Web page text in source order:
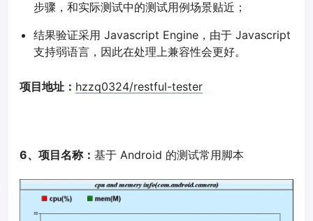
步骤，和实际测试中的测试用例场景贴近；
结果验证采用 Javascript Engine，由于 Javascript
支持弱语言，因此在处理上兼容性会更好。
项目地址： hzzq0324/restful-tester
6、项目名称： 基于 Android 的测试常用脚本